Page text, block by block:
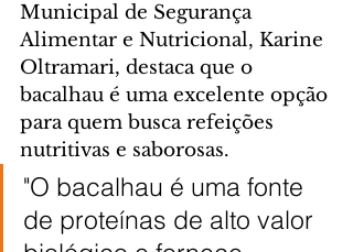
Municipal de Segurança
Alimentar e Nutricional, Karine
Oltramari, destaca que o
bacalhau é uma excelente opção
para quem busca refeições
nutritivas e saborosas.
"O bacalhau é uma fonte
de proteínas de alto valor